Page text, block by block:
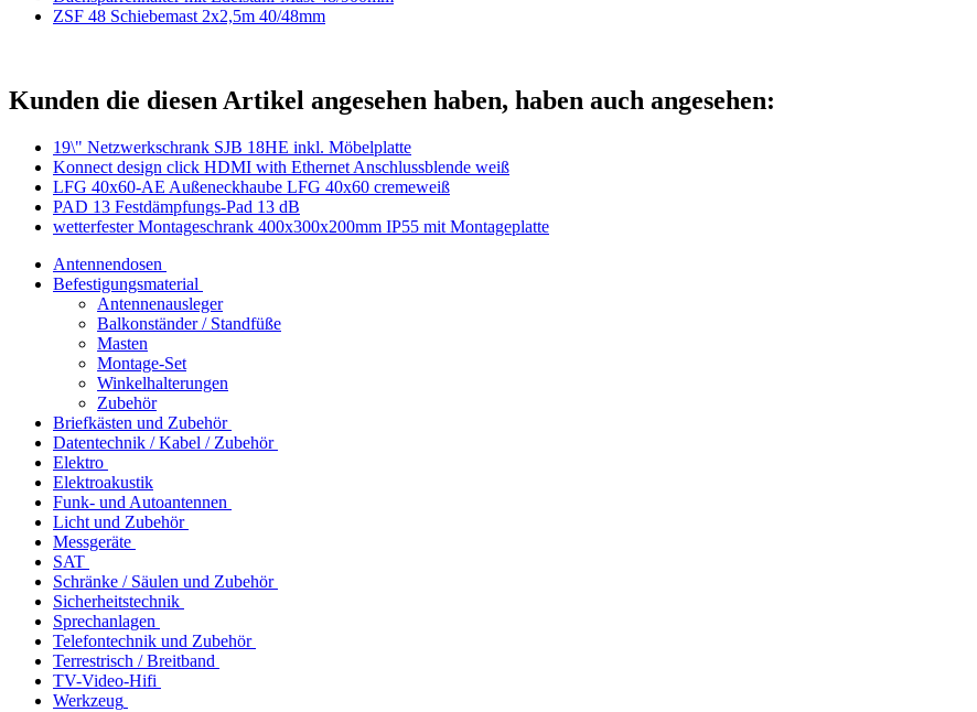
ZSF 48 Schiebemast 2x2,5m 40/48mm
Kunden die diesen Artikel angesehen haben, haben auch angesehen:
19\" Netzwerkschrank SJB 18HE inkl. Möbelplatte
Konnect design click HDMI with Ethernet Anschlussblende weiß
LFG 40x60-AE Außeneckhaube LFG 40x60 cremeweiß
PAD 13 Festdämpfungs-Pad 13 dB
wetterfester Montageschrank 400x300x200mm IP55 mit Montageplatte
Antennendosen
Befestigungsmaterial
Antennenausleger
Balkonständer / Standfüße
Masten
Montage-Set
Winkelhalterungen
Zubehör
Briefkästen und Zubehör
Datentechnik / Kabel / Zubehör
Elektro
Elektroakustik
Funk- und Autoantennen
Licht und Zubehör
Messgeräte
SAT
Schränke / Säulen und Zubehör
Sicherheitstechnik
Sprechanlagen
Telefontechnik und Zubehör
Terrestrisch / Breitband
TV-Video-Hifi
Werkzeug